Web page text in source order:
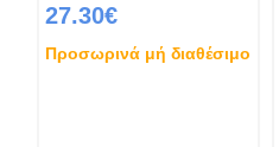
27.30€
Προσωρινά μή διαθέσιμο